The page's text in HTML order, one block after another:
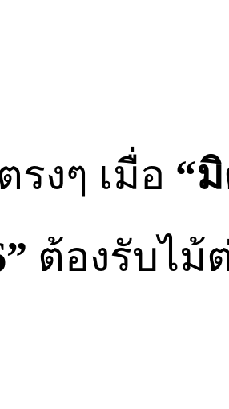
งๆ เมื่อ “
ต้องรับไม้